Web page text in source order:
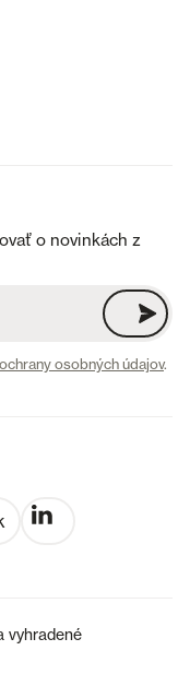
o novinkách z
osobných údajov.
vyhradené